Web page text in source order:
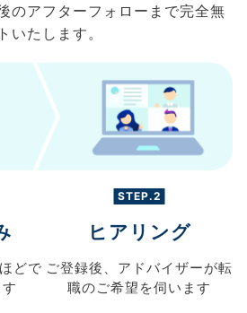
のアフターフォローまで完全無
いたします。
どで
STEP.2
ヒアリング
ご登録後、 アドバイザーが転
職のご希望を伺います